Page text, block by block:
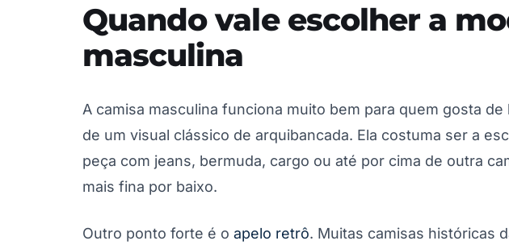
Quando vale escolher a
masculina
A camisa masculina funciona muito bem para quem gosta
de um visual clássico de arquibancada. Ela costuma ser a
peça com jeans, bermuda, cargo ou até por cima de outra
mais fina por baixo.
Outro ponto forte é o apelo retrô. Muitas camisas históricas